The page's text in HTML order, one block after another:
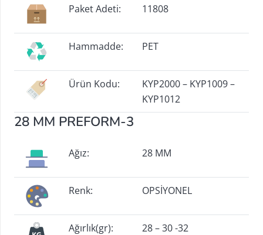
Paket Adeti: 11808
Hammadde: PET
Ürün Kodu:
KYP2000 – KYP1009 –
KYP1012
28 MM PREFORM-3
Ağız: 28 MM
Renk: OPSİYONEL
Ağırlık(gr): 28 – 30 -32